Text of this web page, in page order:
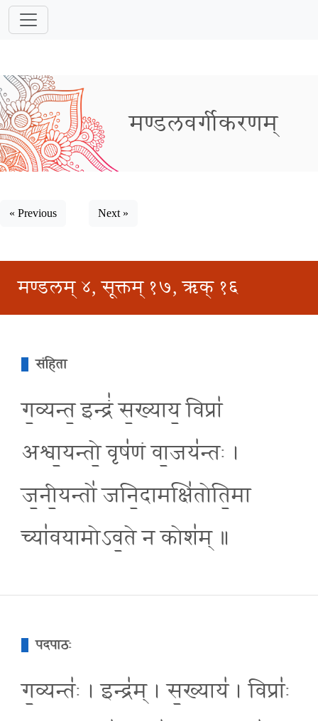
मण्डलवर्गीकरणम्
« Previous Next »
मण्डलम् ४, सूक्तम् १७, ऋक् १६
संहिता
ग॒व्यन्त॒ इन्द्रं॑ स॒ख्याय॒ विप्रा॑
अश्वा॒यन्तो॒ वृष॑णं वा॒जय॑न्तः ।
ज॒नी॒यन्तो॑ जनि॒दामक्षि॑तोति॒मा
च्या॑वयामोऽव॒ते न कोश॑म् ॥
पदपाठः
ग॒व्यन्तः॑ । इन्द्र॑म् । स॒ख्याय॑ । विप्राः॑